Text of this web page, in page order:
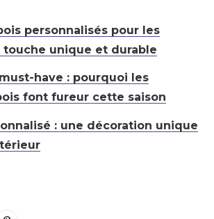
personnalisés pour les
touche unique et durable
must-have : pourquoi les
font fureur cette saison
: une décoration unique